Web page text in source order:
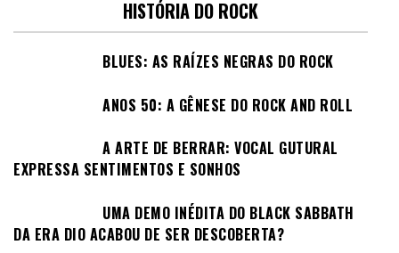
HISTÓRIA DO ROCK
BLUES: AS RAÍZES NEGRAS DO ROCK
ANOS 50: A GÊNESE DO ROCK AND ROLL
A ARTE DE BERRAR: VOCAL GUTURAL
EXPRESSA SENTIMENTOS E SONHOS
UMA DEMO INÉDITA DO BLACK SABBATH
DA ERA DIO ACABOU DE SER DESCOBERTA?